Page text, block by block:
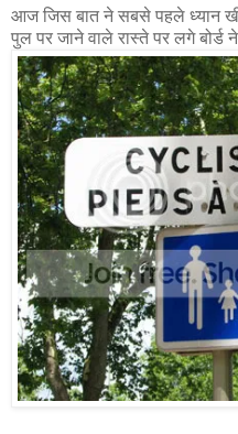
आज जिस बात ने सबसे पहले ध्यान
पुल पर जाने वाले रास्ते पर लगे